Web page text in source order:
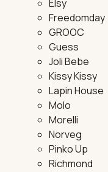
Elsy
Freedomday
GROOC
Guess
Joli Bebe
Kissy Kissy
Lapin House
Molo
Morelli
Norveg
Pinko Up
Richmond